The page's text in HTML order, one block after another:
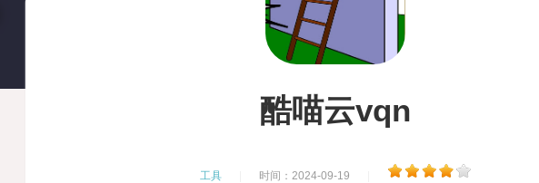
酷喵云vqn
工具 时间：2024-09-19